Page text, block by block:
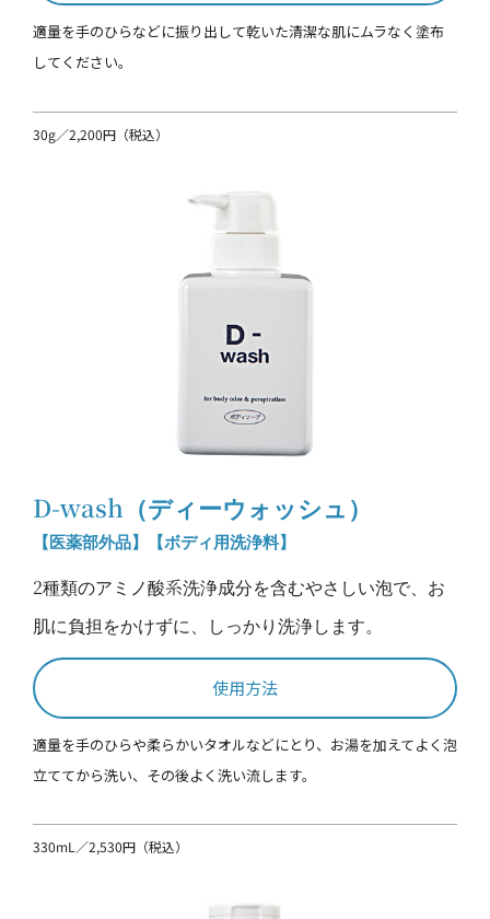
適量を手のひらなどに振り出して乾いた清潔な肌にムラなく塗布
してください。
30g／2,200円（税込）
D-wash（ディーウォッシュ）
【医薬部外品】【ボディ用洗浄料】
2種類のアミノ酸系洗浄成分を含むやさしい泡で、お
肌に負担をかけずに、しっかり洗浄します。
使用方法
適量を手のひらや柔らかいタオルなどにとり、お湯を加えてよく泡
立ててから洗い、その後よく洗い流します。
330mL／2,530円（税込）